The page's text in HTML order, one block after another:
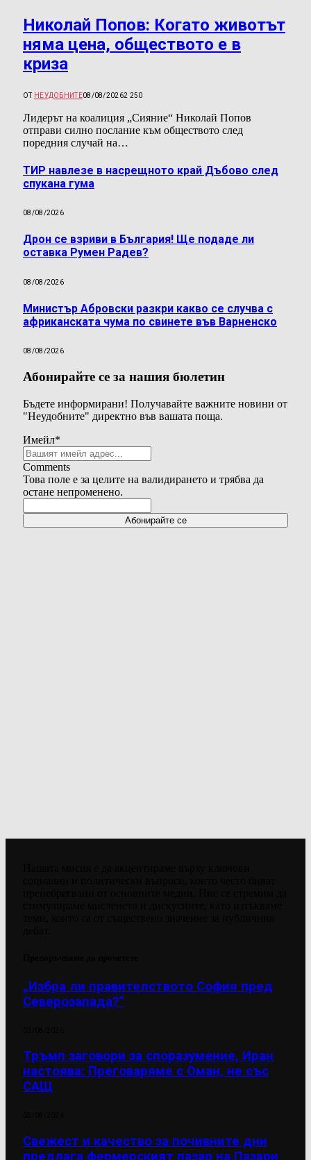
Николай Попов: Когато животът
няма цена, обществото е в
криза
ОТ НЕУДОБНИТЕ08/08/20262 250
Лидерът на коалиция „Сияние“ Николай Попов
отправи силно послание към обществото след
поредния случай на…
ТИР навлезе в насрещното край Дъбово след
спукана гума
08/08/2026
Дрон се взриви в България! Ще подаде ли
оставка Румен Радев?
08/08/2026
Министър Абровски разкри какво се случва с
африканската чума по свинете във Варненско
08/08/2026
Абонирайте се за нашия бюлетин
Бъдете информирани! Получавайте важните новини от
"Неудобните" директно във вашата поща.
Имейл*
Comments
Това поле е за целите на валидирането и трябва да
остане непроменено.
„Избра ли правителството София пред
Северозапада?“
Тръмп заговори за споразумение, Иран
настоява: Преговаряме с Оман, не със
САЩ
Свежест и качество за почивните дни
предлага фермерският пазар на Пазари